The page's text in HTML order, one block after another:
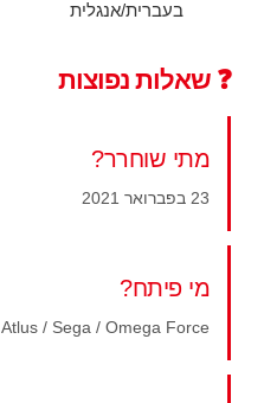
בעברית/אנגלית
❓ שאלות נפוצות
מתי שוחרר?
23 בפברואר 2021
מי פיתח?
Atlus / Sega / Omega Force